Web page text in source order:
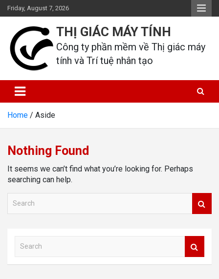
Skip
to
content
Friday, August 7, 2026
THỊ GIÁC MÁY TÍNH
Công ty phần mềm về Thị giác máy
tính và Trí tuệ nhân tạo
Home Aside
Nothing Found
It seems we can’t find what you’re looking for. Perhaps
searching can help.
a